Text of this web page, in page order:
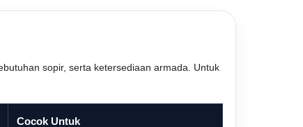
sopir, serta ketersediaan armada. Untuk
Cocok Untuk